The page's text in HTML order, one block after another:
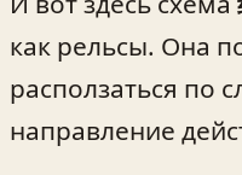
как рельсы. Она
расползаться по
направление